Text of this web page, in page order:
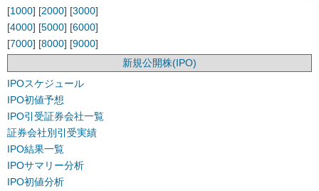
[1000] [2000] [3000]
[4000] [5000] [6000]
[7000] [8000] [9000]
新規公開株(IPO)
IPOスケジュール
IPO初値予想
IPO引受証券会社一覧
証券会社別引受実績
IPO結果一覧
IPOサマリー分析
IPO初値分析